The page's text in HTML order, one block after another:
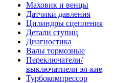
Маховик и венцы
Датчики давления
Цилиндры сцепления
Детали ступиц
Диагностика
Валы тормозные
Переключатели/
выключатиели эл-кие
Турбокомпрессор